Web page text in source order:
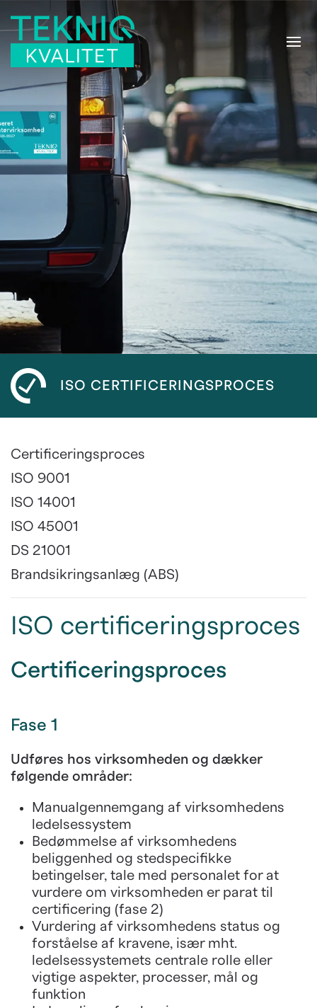
Skip to main content
ISO CERTIFICERINGSPROCES
ISO certificeringsproces
Certificeringsproces
Fase 1
Udføres hos virksomheden og dækker
følgende områder:
Manualgennemgang af virksomhedens
ledelsessystem
Bedømmelse af virksomhedens
beliggenhed og stedspecifikke
betingelser, tale med personalet for at
vurdere om virksomheden er parat til
certificering (fase 2)
Vurdering af virksomhedens status og
forståelse af kravene, især mht.
ledelsessystemets centrale rolle eller
vigtige aspekter, processer, mål og
funktion
Certificeringsproces
ISO 9001
ISO 14001
ISO 45001
DS 21001
Brandsikringsanlæg (ABS)